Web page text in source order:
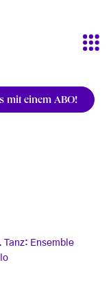
mit einem ABO!
Tanz: Ensemble